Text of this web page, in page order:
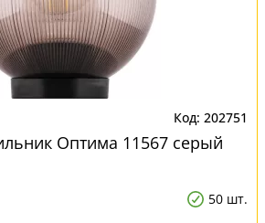
202751
Оптима 11567 серый
50 шт.